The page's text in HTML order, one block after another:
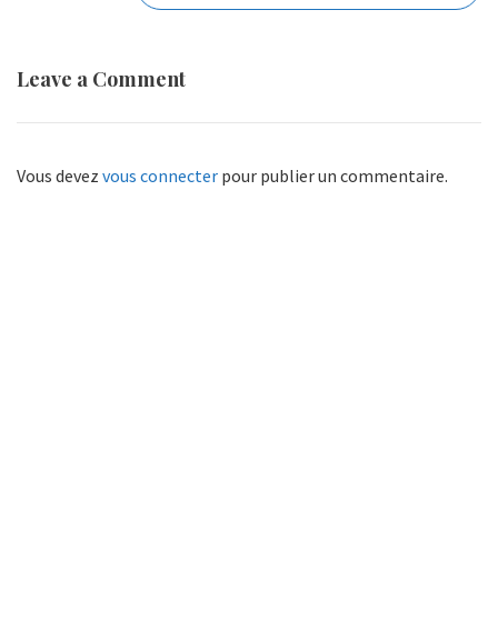
Leave a Comment
Vous devez vous connecter pour publier un commentaire.